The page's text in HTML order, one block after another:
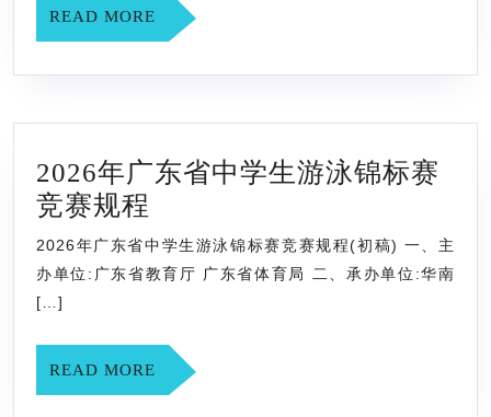
年
锦
赛
暨
READ MORE READ
MORE
2026年广东省中学生游泳锦标赛
竞赛规程
年
广
中
学
2026年广东省中学生游泳锦标赛竞赛规程(初稿) 一、主
办单位:广东省教育厅 广东省体育局 二、承办单位:华南
[…]
READ MORE READ
MORE